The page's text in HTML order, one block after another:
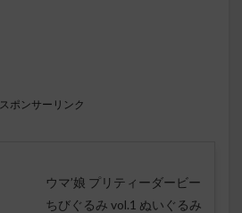
スポンサーリンク
ウマ’娘 プリティーダービー
ちびぐるみ vol.1 ぬいぐるみ